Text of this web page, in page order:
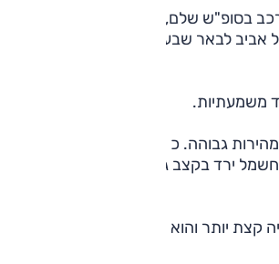
בסופ"ש שלם, היה לי זמן לשתי מדידות
אביב לבאר שבע ובחזרה ונסיעה נוספת
משמעתיות.
ירד בקצב גבוה למדי הטווח גרד את